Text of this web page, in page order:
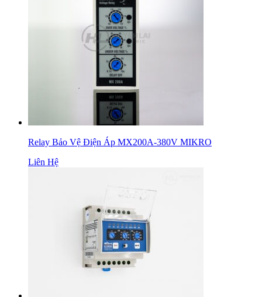
Relay Bảo Vệ Điện Áp MX200A-380V MIKRO
Liên Hệ